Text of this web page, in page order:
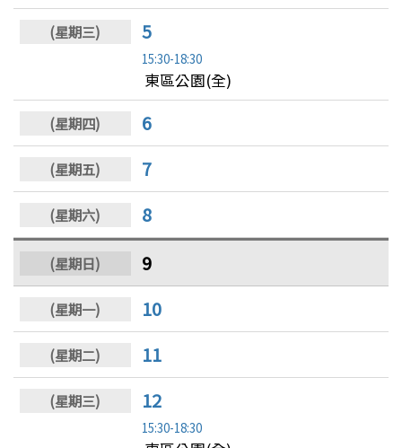
5
15:30-18:30
東區公園(全)
6
7
8
9
10
11
12
15:30-18:30